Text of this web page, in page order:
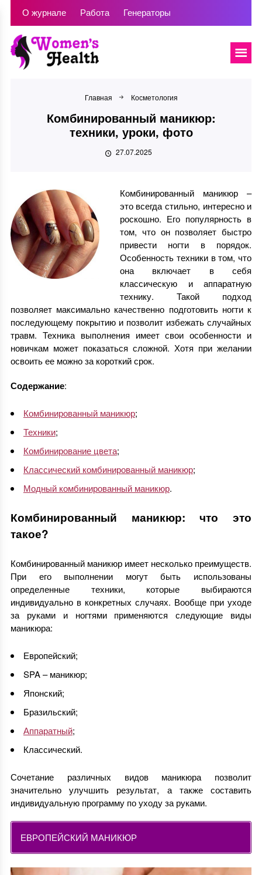
О журнале Работа Генераторы
Главная Косметология
Комбинированный маникюр:
техники, уроки, фото
27.07.2025
Комбинированный маникюр –
это всегда стильно, интересно и
роскошно. Его популярность в
том, что он позволяет быстро
привести ногти в порядок.
Особенность техники в том, что
она включает в себя
классическую и аппаратную
технику. Такой подход
позволяет максимально качественно подготовить ногти к
последующему покрытию и позволит избежать случайных
травм. Техника выполнения имеет свои особенности и
новичкам может показаться сложной. Хотя при желании
освоить ее можно за короткий срок.
Содержание:
Комбинированный маникюр;
Техники;
Комбинирование цвета;
Классический комбинированный маникюр;
Модный комбинированный маникюр.
Комбинированный маникюр: что это
такое?
Комбинированный маникюр имеет несколько преимуществ.
При его выполнении могут быть использованы
определенные техники, которые выбираются
индивидуально в конкретных случаях. Вообще при уходе
за руками и ногтями применяются следующие виды
маникюра:
Европейский;
SPA – маникюр;
Японский;
Бразильский;
Аппаратный;
Классический.
Сочетание различных видов маникюра позволит
значительно улучшить результат, а также составить
индивидуальную программу по уходу за руками.
ЕВРОПЕЙСКИЙ МАНИКЮР